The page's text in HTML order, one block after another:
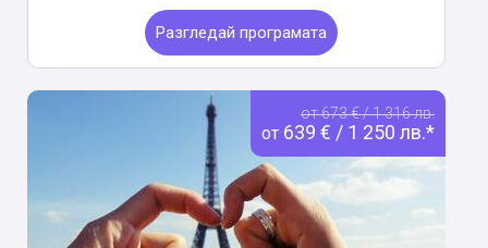
Разгледай програмата
от 673 € / 1 316 лв.
от 639 € / 1 250 лв.*